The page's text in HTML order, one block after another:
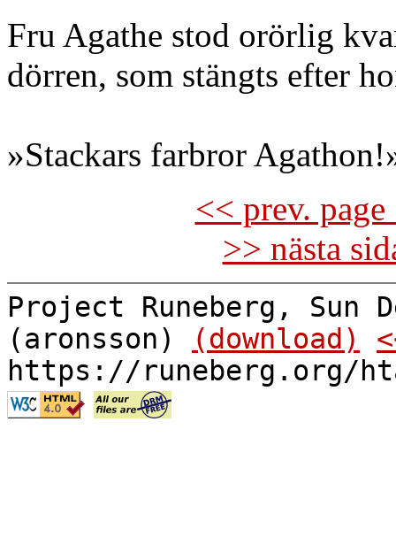
Fru Agathe stod orörlig
dörren, som stängts efter
»Stackars farbror
<< prev.
>> nästa
Project Runeberg, Sun
(aronsson)
(download)
https://runeberg.org/